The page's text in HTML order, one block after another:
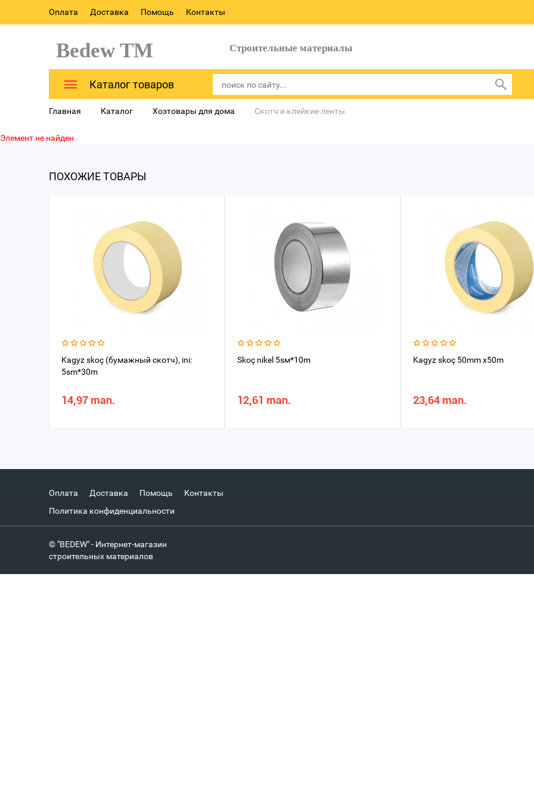
Оплата Доставка Помощь Контакты
Bedew TM Строительные материалы
Каталог товаров
Главная Каталог Хозтовары для дома Скотч и клейкие ленты
Элемент не найден
ПОХОЖИЕ ТОВАРЫ
Kagyz skoç (бумажный скотч), ini:
5sm*30m
14,97 man.
Skoç nikel 5sм*10m
12,61 man.
Kagyz skoç 50mm x50m
23,64 man.
Оплата Доставка Помощь
Контакты
Политика конфиденциальности
© "BEDEW" - Интернет-магазин
строительных материалов